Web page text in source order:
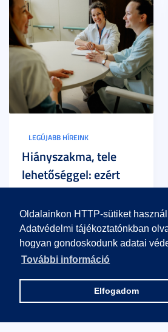
Oldalainkon HTTP-sütiket
Adatvédelmi tájékoztatónkban
hogyan gondoskodunk adatai
További információ
Elfogadom
Eseménynaptár
LEGÚJABB HÍREINK
Hiányszakma, tele
lehetőséggel: ezért
menő logopédusnak
lenni